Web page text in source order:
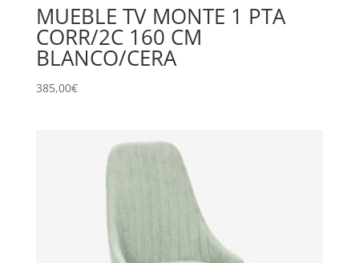
MUEBLE TV MONTE 1 PTA
CORR/2C 160 CM
BLANCO/CERA
385,00€